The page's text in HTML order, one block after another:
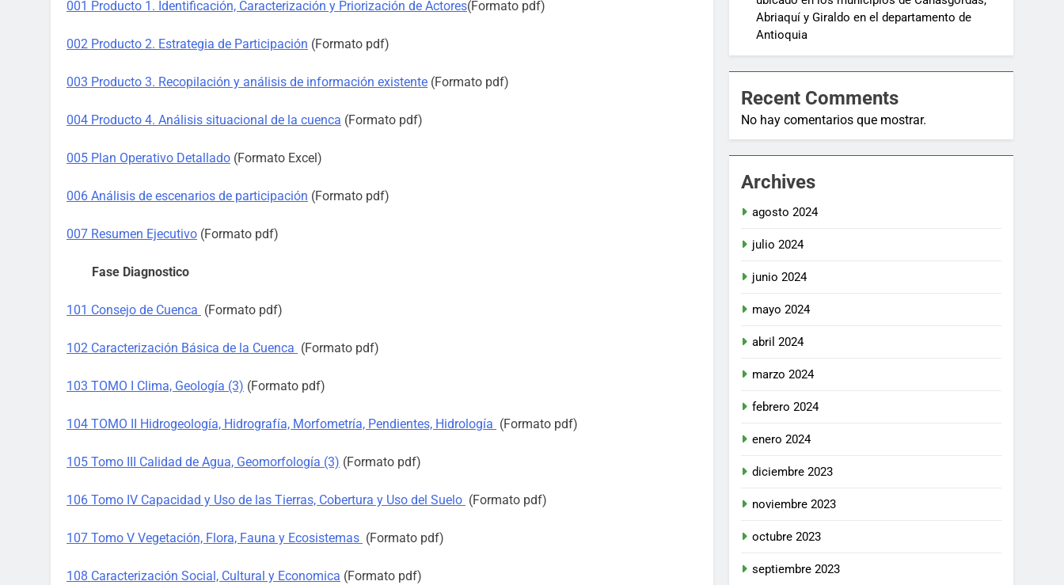
001 Producto 1. Identificación, Caracterización y Priorización de Actores(Formato pdf)
002 Producto 2. Estrategia de Participación (Formato pdf)
003 Producto 3. Recopilación y análisis de información existente (Formato pdf)
004 Producto 4. Análisis situacional de la cuenca (Formato pdf)
005 Plan Operativo Detallado (Formato Excel)
006 Análisis de escenarios de participación (Formato pdf)
007 Resumen Ejecutivo (Formato pdf)
Fase Diagnostico
101 Consejo de Cuenca (Formato pdf)
102 Caracterización Básica de la Cuenca (Formato pdf)
103 TOMO I Clima, Geología (3) (Formato pdf)
104 TOMO II Hidrogeología, Hidrografía, Morfometría, Pendientes, Hidrología (Formato pdf)
105 Tomo III Calidad de Agua, Geomorfología (3) (Formato pdf)
106 Tomo IV Capacidad y Uso de las Tierras, Cobertura y Uso del Suelo (Formato pdf)
107 Tomo V Vegetación, Flora, Fauna y Ecosistemas (Formato pdf)
108 Caracterización Social, Cultural y Economica (Formato pdf)
Abriaquí y Giraldo en el departamento de
Antioquia
Recent Comments
No hay comentarios que mostrar.
Archives
agosto 2024
julio 2024
junio 2024
mayo 2024
abril 2024
marzo 2024
febrero 2024
enero 2024
diciembre 2023
noviembre 2023
octubre 2023
septiembre 2023